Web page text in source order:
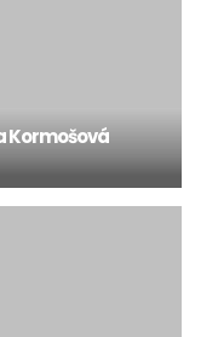
Kormošová